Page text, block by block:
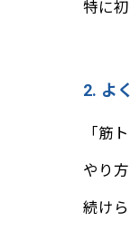
特に
2. よ
「筋
やり
続け